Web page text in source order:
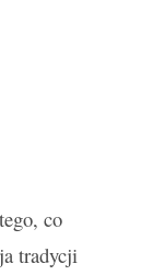
co
tradycji